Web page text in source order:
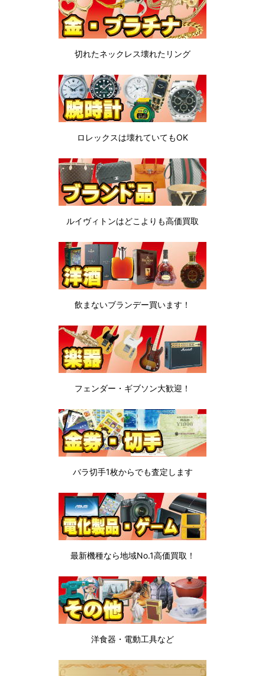
切れたネックレス壊れたリング
ロレックスは壊れていてもOK
ルイヴィトンはどこよりも高価買取
飲まないブランデー買います！
フェンダー・ギブソン大歓迎！
バラ切手1枚からでも査定します
最新機種なら地域No.1高価買取！
洋食器・電動工具など